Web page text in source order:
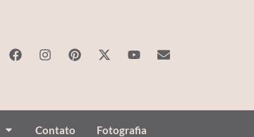
Contato Fotografia